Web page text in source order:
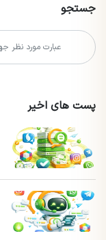
جستجو
پست های اخیر